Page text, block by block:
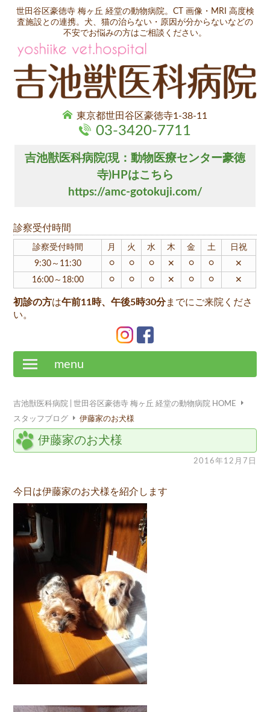
世田谷区豪徳寺 梅ヶ丘 経堂の動物病院。CT 画像・MRI 高度検
査施設との連携。犬、猫の治らない・原因が分からないなどの
不安でお悩みの方はご相談ください。
東京都世田谷区豪徳寺1-38-11
03-3420-7711
吉池獣医科病院(現：動物医療センター豪徳
寺)HPはこちら
https://amc-gotokuji.com/
診察受付時間
診察受付時間 月 火 水 木 金 土
日祝
9:30～11:30
○ ○ ○ ✕ ○ ○
✕
16:00～18:00
○ ○ ○ ✕ ○ ○ ✕
初診の方は午前11時、午後5時30分までにご来院くださ
い。
menu
吉池獣医科病院 | 世田谷区豪徳寺 梅ヶ丘 経堂の動物病院 HOME
スタッフブログ
伊藤家のお犬様
伊藤家のお犬様
2016年12月7日
今日は伊藤家のお犬様を紹介します